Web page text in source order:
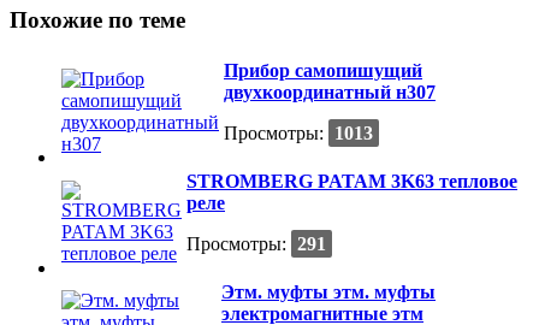
Похожие по теме
Прибор самопишущий
двухкоординатный н307
Просмотры:
1013
STROMBERG PATAM 3K63 тепловое
реле
Просмотры: 291
Этм. муфты этм. муфты
электромагнитные этм